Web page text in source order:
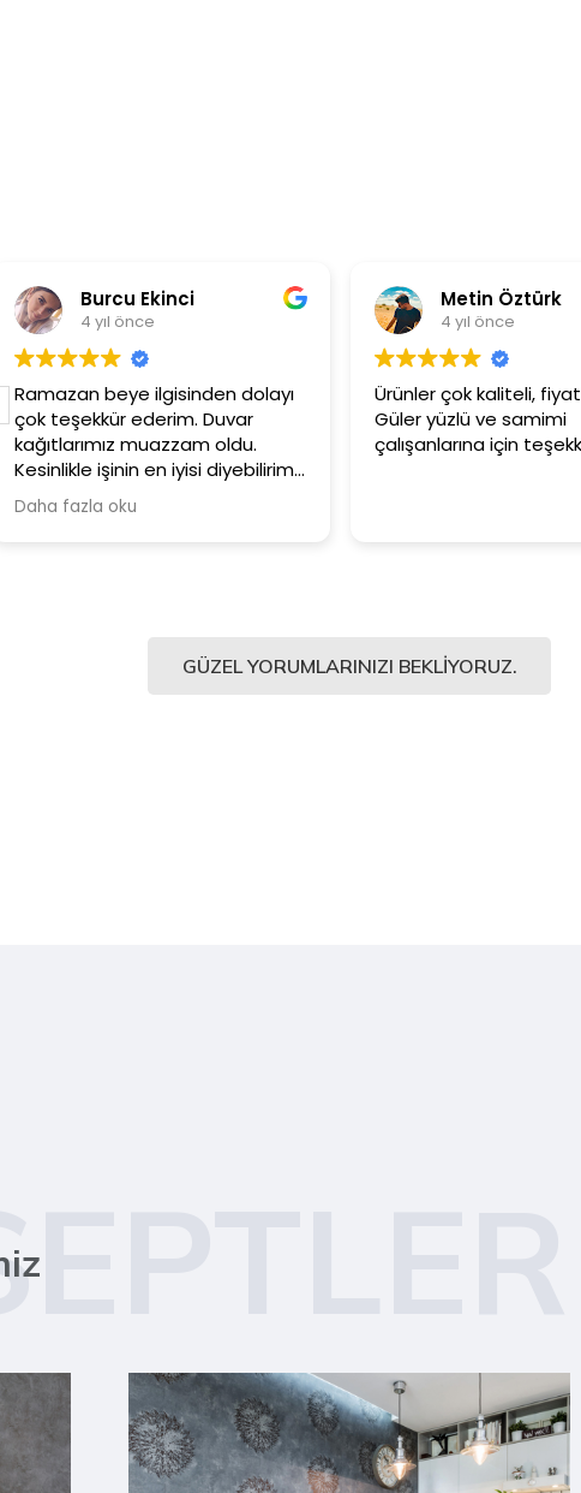
Burcu Ekinci
4 yıl önce
Ramazan beye ilgisinden dolayı
çok teşekkür ederim. Duvar
kağıtlarımız muazzam oldu.
Kesinlikle işinin en iyisi diyebilirim.
Şiddetle tavsiye ediyorum.
Daha fazla oku
Metin Öztürk
4 yıl önce
Ürünler çok kaliteli,
Güler yüzlü ve samimi
çalışanlarına için
GÜZEL YORUMLARINIZI BEKLIYORUZ.